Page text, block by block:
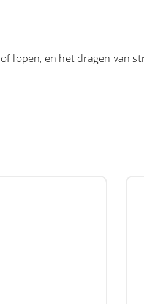
lopen, en het dragen van